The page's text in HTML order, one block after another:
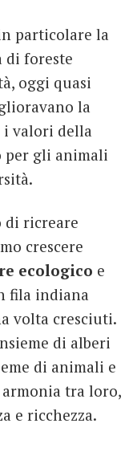
particolare la
di foreste
oggi quasi
la
i valori della
per gli animali
di ricreare
crescere
ecologico e
fila indiana
volta cresciuti.
di alberi
di animali e
tra loro,
e ricchezza.